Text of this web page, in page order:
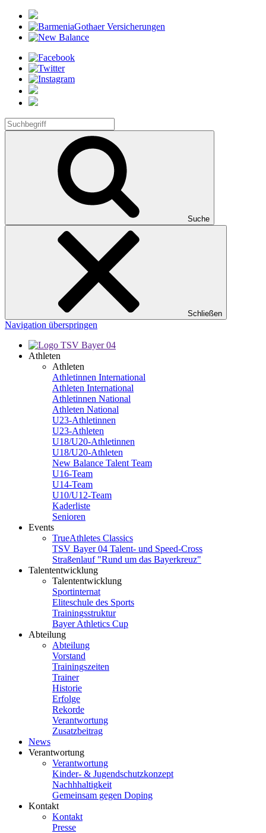
Suche
Schließen
Navigation überspringen
Athleten
Athleten
Athletinnen International
Athleten International
Athletinnen National
Athleten National
U23-Athletinnen
U23-Athleten
U18/U20-Athletinnen
U18/U20-Athleten
New Balance Talent Team
U16-Team
U14-Team
U10/U12-Team
Kaderliste
Senioren
Events
TrueAthletes Classics
TSV Bayer 04 Talent- und Speed-Cross
Straßenlauf "Rund um das Bayerkreuz"
Talententwicklung
Talententwicklung
Sportinternat
Eliteschule des Sports
Trainingsstruktur
Bayer Athletics Cup
Abteilung
Abteilung
Vorstand
Trainingszeiten
Trainer
Historie
Erfolge
Rekorde
Verantwortung
Zusatzbeitrag
News
Verantwortung
Verantwortung
Kinder- & Jugendschutzkonzept
Nachhhaltigkeit
Gemeinsam gegen Doping
Kontakt
Kontakt
Presse